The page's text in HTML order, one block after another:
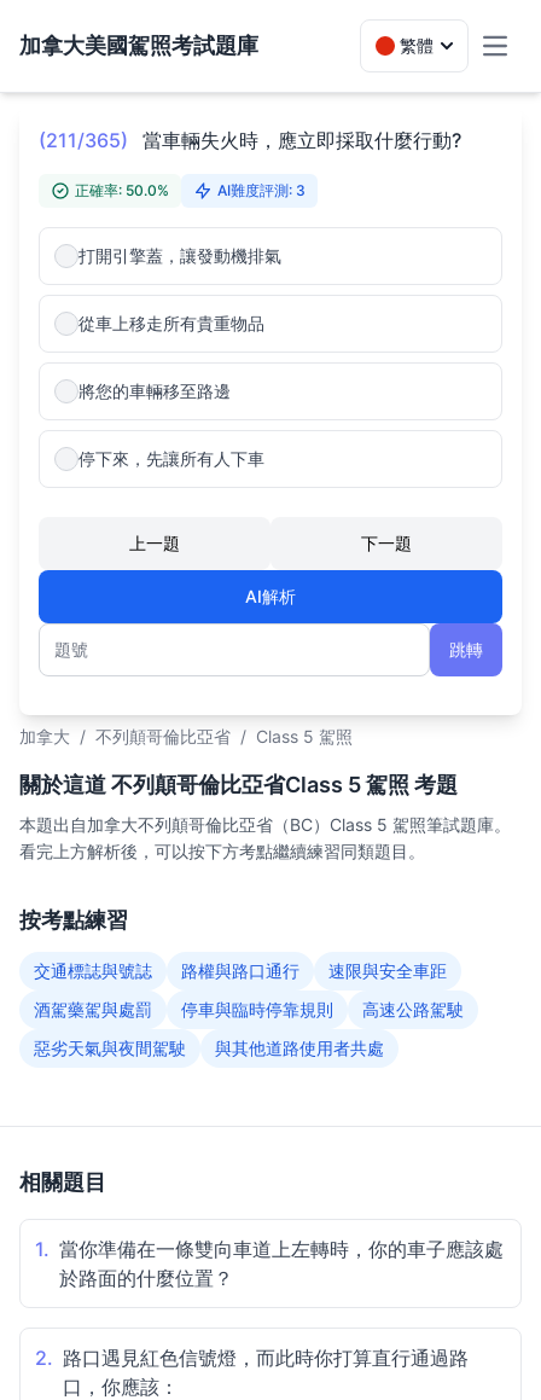
加拿大美國駕照考試題庫 繁體
(211/365) 當車輛失火時，應立即採取什麼行動?
正確率: 50.0% AI難度評測: 3
打開引擎蓋，讓發動機排氣
從車上移走所有貴重物品
將您的車輛移至路邊
停下來，先讓所有人下車
上一題 下一題
AI解析
題號
跳轉
加拿大 / 不列顛哥倫比亞省 / Class 5 駕照
關於這道 不列顛哥倫比亞省Class 5 駕照 考題
本題出自加拿大不列顛哥倫比亞省（BC）Class 5 駕照筆試題庫。
看完上方解析後，可以按下方考點繼續練習同類題目。
按考點練習
交通標誌與號誌 路權與路口通行
速限與安全車距
酒駕藥駕與處罰
停車與臨時停靠規則
高速公路駕駛
惡劣天氣與夜間駕駛
與其他道路使用者共處
相關題目
1. 當你準備在一條雙向車道上左轉時，你的車子應該處
於路面的什麼位置？
2. 路口遇見紅色信號燈，而此時你打算直行通過路
口，你應該：